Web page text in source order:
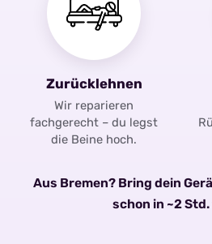
Zurücklehnen
Wir reparieren
fachgerecht – du legst
die Beine hoch.
Aus Bremen? Bring dein
schon in ~2